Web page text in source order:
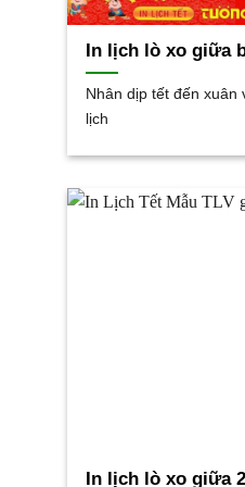
In lịch lò xo giữa
Nhân dịp tết đến xuân
lịch
In lịch lò xo giữa